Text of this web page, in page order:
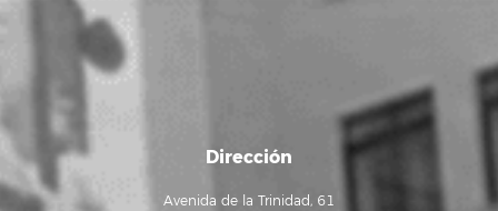
Dirección
Avenida de la Trinidad, 61